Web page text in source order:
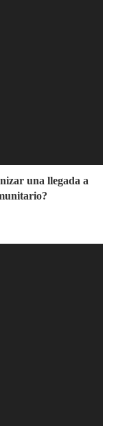
una llegada a